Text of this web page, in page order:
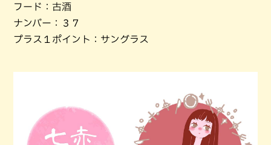
フード：古酒
ナンバー：３７
プラス１ポイント：サングラス